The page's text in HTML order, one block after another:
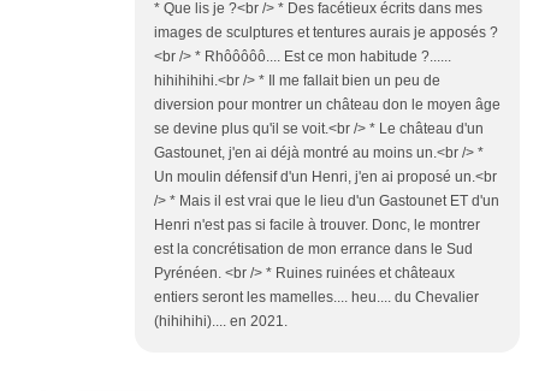
* Que lis je ?<br /> * Des facétieux écrits dans mes
images de sculptures et tentures aurais je apposés ?
<br /> * Rhôôôôô.... Est ce mon habitude ?......
hihihihihi.<br /> * Il me fallait bien un peu de
diversion pour montrer un château don le moyen âge
se devine plus qu'il se voit.<br /> * Le château d'un
Gastounet, j'en ai déjà montré au moins un.<br /> *
Un moulin défensif d'un Henri, j'en ai proposé un.<br
/> * Mais il est vrai que le lieu d'un Gastounet ET d'un
Henri n'est pas si facile à trouver. Donc, le montrer
est la concrétisation de mon errance dans le Sud
Pyrénéen. <br /> * Ruines ruinées et châteaux
entiers seront les mamelles.... heu.... du Chevalier
(hihihihi).... en 2021.